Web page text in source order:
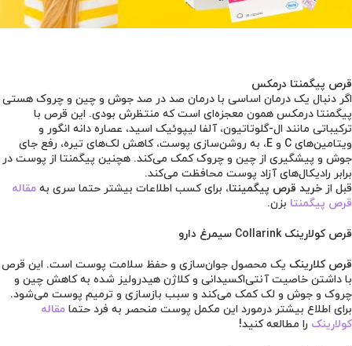
قرص پیگمنتا درمکس
اگر دنبال یک درمان اساسی با درمان صد در صد جوش و چین و چروک هستی
پیگمنتا درمکس همون معجزه‌ای است که منتظرش بودی. این قرص با
ترکیباتی مانند ال-گلوتاتیون، آلفا لیپوئیک اسید، عصاره دانه انگور و
ویتامین‌های C و E، به روشن‌سازی پوست، کاهش لک‌های تیره، رفع جای
جوش و پیشگیری از چین و چروک کمک می‌کند. هچنین پیگمنتا از پوست در
برابر رادیکال‌های آزاد پوست محافظت می‌کند.
قبل از خرید قرص پیگمینتا، برای کسب اطلاعات بیشتر حتما سری به مقاله
قرص پیگمنتا بزن.
قرص کولارینک Collarink سیمرغ دارو
قرص کلارینک یک محصول جوان‌سازی و حفظ سلامت پوست است. این قرص
با داشتن خاصیت آنتی‌اکسیدانی و کلاژن هیدرولیز شده به کاهش چین و
چروک و جوش و لک کمک می‌کند و سبب بازسازی و ترمیم پوست می‌شود.
برای اطلاع بیشتر درمورد این مکمل پوست منحصر به فرد حتما مقاله
کولارینک را مطالعه کنید!